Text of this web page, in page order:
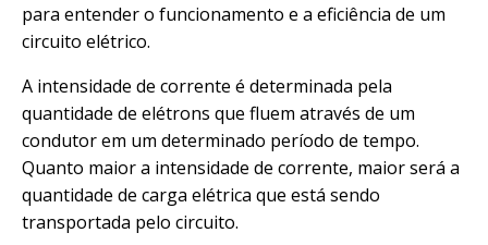
para entender o funcionamento e a eficiência de um
circuito elétrico.
A intensidade de corrente é determinada pela
quantidade de elétrons que fluem através de um
condutor em um determinado período de tempo.
Quanto maior a intensidade de corrente, maior será a
quantidade de carga elétrica que está sendo
transportada pelo circuito.